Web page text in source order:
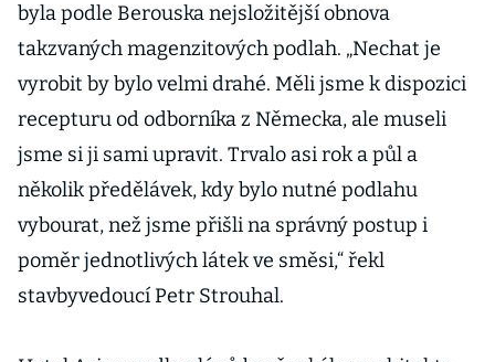
byla podle Berouska nejsložitější obnova
takzvaných magenzitových podlah. „Nechat je
vyrobit by bylo velmi drahé. Měli jsme k dispozici
recepturu od odborníka z Německa, ale museli
jsme si ji sami upravit. Trvalo asi rok a půl a
několik předělávek, kdy bylo nutné podlahu
vybourat, než jsme přišli na správný postup i
poměr jednotlivých látek ve směsi,“ řekl
stavbyvedoucí Petr Strouhal.